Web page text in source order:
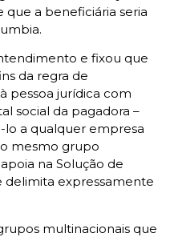
que a beneficiária seria
e fixou que
da regra de
pessoa jurídica com
social da pagadora –
lo a qualquer empresa
mesmo grupo
na Solução de
delimita expressamente
multinacionais que